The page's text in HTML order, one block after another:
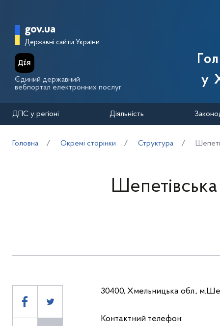
Головна сторінка Державної
gov.ua
Державні сайти України
Єдиний державний
вебпортал електронних послуг
у
ДПС у регіоні Діяльність
Головна Окремі сторінки Структура
30400, Хмельницька обл.,
Контактний телефон: